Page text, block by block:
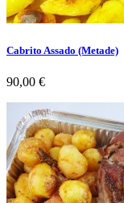
Cabrito Assado (Metade)
Preço
90,00 €